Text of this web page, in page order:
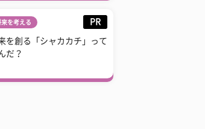
来を考える PR
を創る「シャカカチ」って
だ？